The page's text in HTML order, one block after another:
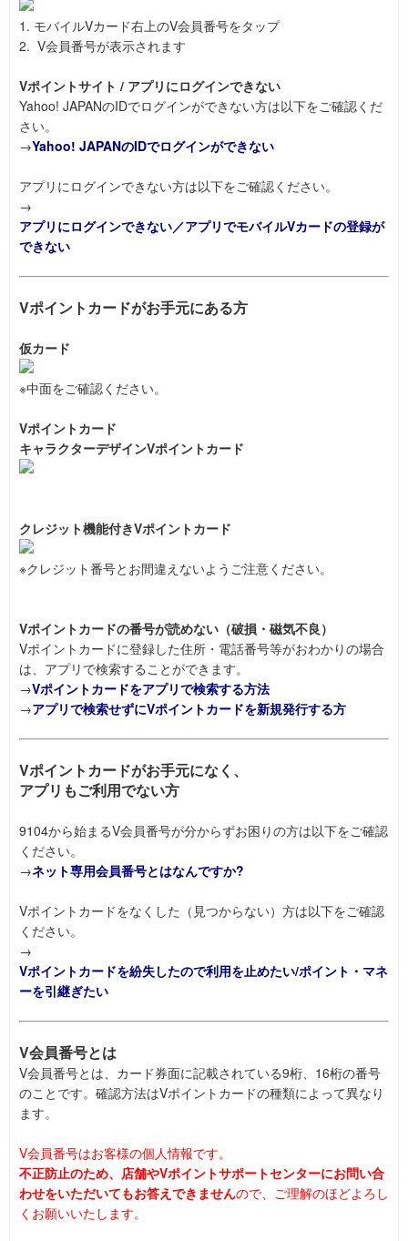
1. モバイルVカード右上のV会員番号をタップ
2. V会員番号が表示されます
Vポイントサイト / アプリにログインできない
Yahoo! JAPANのIDでログインができない方は以下をご確認くだ
さい。
→Yahoo! JAPANのIDでログインができない
アプリにログインできない方は以下をご確認ください。
→
アプリにログインできない／アプリでモバイルVカードの登録が
できない
Vポイントカードがお手元にある方
仮カード
※中面をご確認ください。
Vポイントカード
キャラクターデザインVポイントカード
クレジット機能付きVポイントカード
※クレジット番号とお間違えないようご注意ください。
Vポイントカードの番号が読めない（破損・磁気不良）
Vポイントカードに登録した住所・電話番号等がおわかりの場合
は、アプリで検索することができます。
→Vポイントカードをアプリで検索する方法
→アプリで検索せずにVポイントカードを新規発行する方
Vポイントカードがお手元になく、
アプリもご利用でない方
9104から始まるV会員番号が分からずお困りの方は以下をご確認
ください。
→ネット専用会員番号とはなんですか?
Vポイントカードをなくした（見つからない）方は以下をご確認
ください。
→
Vポイントカードを紛失したので利用を止めたい/ポイント・マネ
ーを引継ぎたい
V会員番号とは
V会員番号とは、カード券面に記載されている9桁、16桁の番号
のことです。確認方法はVポイントカードの種類によって異なり
ます。
V会員番号はお客様の個人情報です。
不正防止のため、店舗やVポイントサポートセンターにお問い合
わせをいただいてもお答えできませんので、ご理解のほどよろし
くお願いいたします。